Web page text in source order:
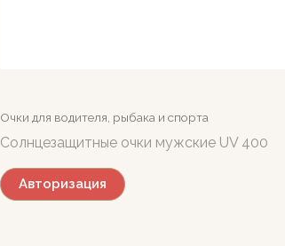
Очки для водителя, рыбака и спорта
Солнцезащитные очки мужские UV 400
Авторизация